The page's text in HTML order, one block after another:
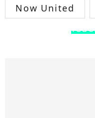
Now United